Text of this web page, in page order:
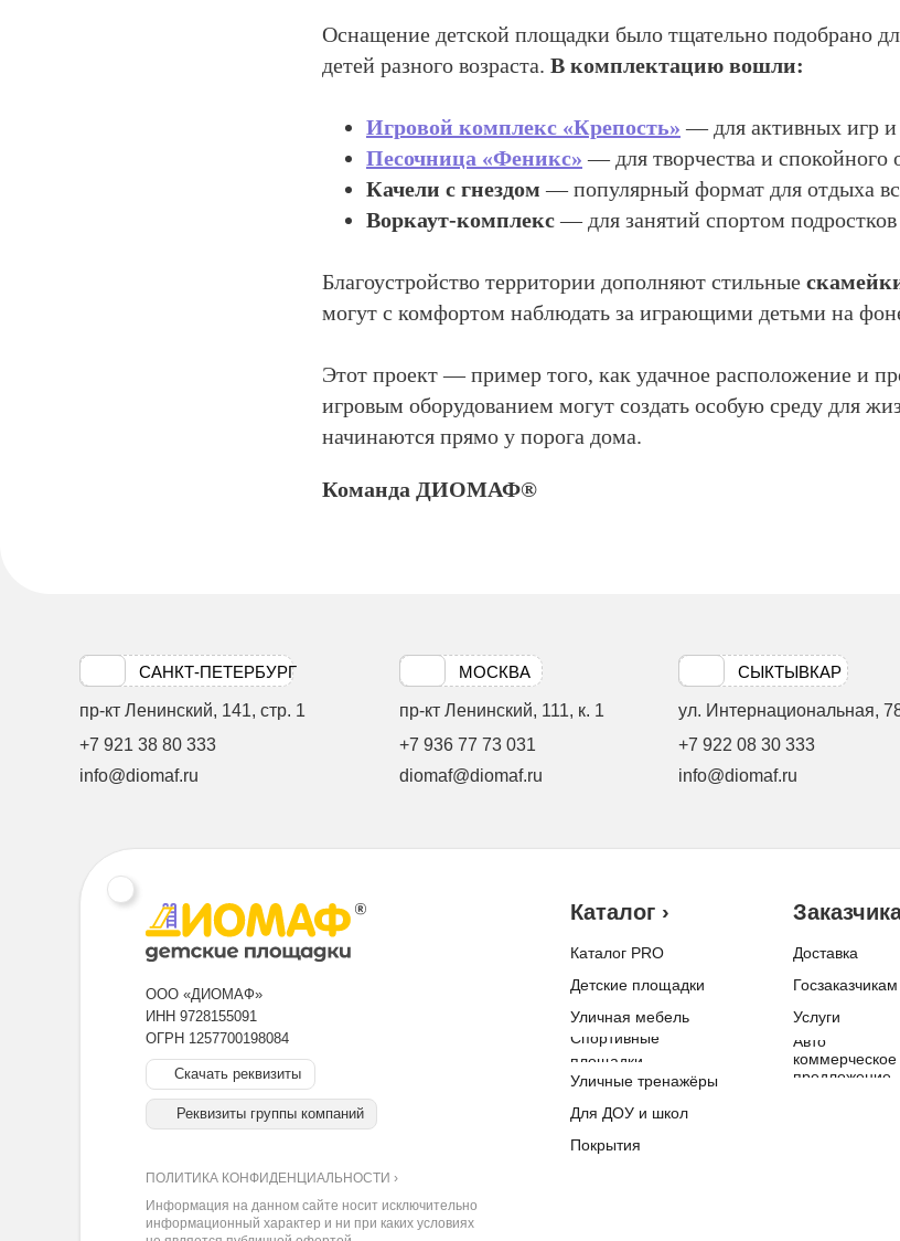
Оснащение детской площадки было тщательно подобрано
детей разного возраста. В комплектацию вошли:
Игровой комплекс «Крепость» — для активных игр и
Песочница «Феникс» — для творчества и
Качели с гнездом — популярный формат для отдыха
Воркаут-комплекс— для занятий спортом
Благоустройство территории дополняют стильные
могут с комфортом наблюдать за играющими детьми на
Этот проект — пример того, как удачное расположение и
игровым оборудованием могут создать особую среду для
начинаются прямо у порога дома.
Команда ДИОМАФ®
САНКТ-ПЕТЕРБУРГ
пр-кт Ленинский, 141, стр. 1
+7 921 38 80 333
info@diomaf.ru
МОСКВА
пр-кт Ленинский, 111, к. 1
+7 936 77 73 031
diomaf@diomaf.ru
СЫКТЫВКАР
ул. Интернациональная,
+7 922 08 30 333
info@diomaf.ru
ООО «ДИОМАФ»
ИНН 9728155091
ОГРН 1257700198084
Скачать реквизиты
Реквизиты группы компаний
Каталог ›
Каталог PRO
Детские площадки
Уличная мебель
Спортивные
площадки
Уличные тренажёры
Для ДОУ и школ
Покрытия
Доставка
Госзаказчикам
Услуги
Авто
коммерческое
предложение
ПОЛИТИКА КОНФИДЕНЦИАЛЬНОСТИ ›
Информация на данном сайте носит исключительно
информационный характер и ни при каких условиях